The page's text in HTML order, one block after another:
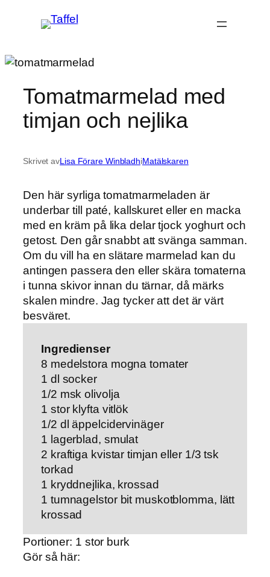
Tomatmarmelad med
timjan och nejlika
Skrivet avLisa Förare WinbladhiMatälskaren
Den här syrliga tomatmarmeladen är
underbar till paté, kallskuret eller en macka
med en kräm på lika delar tjock yoghurt och
getost. Den går snabbt att svänga samman.
Om du vill ha en slätare marmelad kan du
antingen passera den eller skära tomaterna
i tunna skivor innan du tärnar, då märks
skalen mindre. Jag tycker att det är värt
besväret.
Ingredienser
8 medelstora mogna tomater
1 dl socker
1/2 msk olivolja
1 stor klyfta vitlök
1/2 dl äppelcidervinäger
1 lagerblad, smulat
2 kraftiga kvistar timjan eller 1/3 tsk
torkad
1 kryddnejlika, krossad
1 tumnagelstor bit muskotblomma, lätt
krossad
Portioner: 1 stor burk
Gör så här: